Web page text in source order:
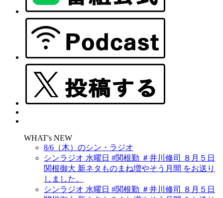
WHAT's NEW
8/6（木）のシン・ラジオ
シンラジオ 水曜日 #関根勤 ＃井川修司 ８月５日
関根御大 新ネタものまね増やそう月間 をお送り
しました。
シンラジオ 水曜日 #関根勤 ＃井川修司 ８月５日